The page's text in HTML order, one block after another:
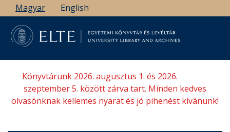
Ugrás
a
tartalomra
Magyar English
Könyvtárunk 2026. augusztus 1. és 2026.
szeptember 5. között zárva tart. Minden kedves
olvasónknak kellemes nyarat és jó pihenést kívánunk!